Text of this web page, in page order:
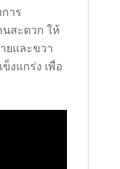
าร
สะดวก ให้
ยและขวา
งแกร่ง เพื่อ